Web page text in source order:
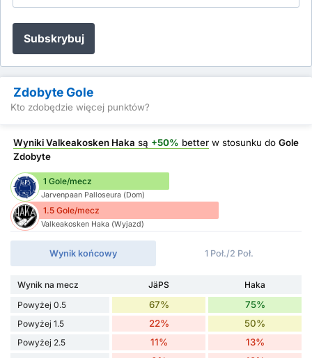
Subskrybuj
Zdobyte Gole
Kto zdobędzie więcej punktów?
Wyniki Valkeakosken Haka są +50% better w stosunku do Gole
Zdobyte
1 Gole/mecz
Jarvenpaan Palloseura (Dom)
1.5 Gole/mecz
Valkeakosken Haka (Wyjazd)
Wynik końcowy 1 Poł./2 Poł.
Wynik na mecz JäPS
Haka
Powyżej 0.5
67% 75%
Powyżej 1.5 22% 50%
Powyżej 2.5 11% 13%